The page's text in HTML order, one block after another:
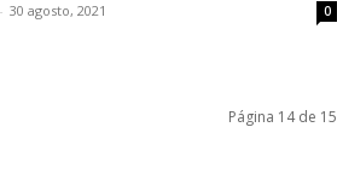
- 30 agosto, 2021 0
Página 14 de 15